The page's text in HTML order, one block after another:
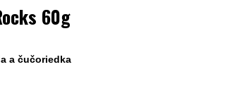
60g
a čučoriedka